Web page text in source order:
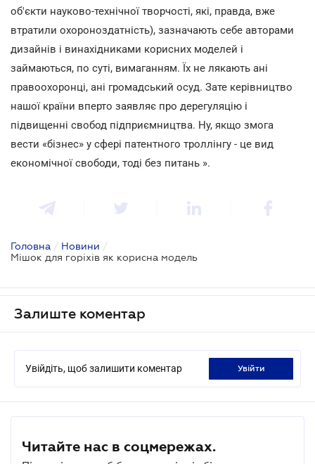
об'єкти науково-технічної творчості, які, правда, вже
втратили охороноздатність), зазначають себе авторами
дизайнів і винахідниками корисних моделей і
займаються, по суті, вимаганням. Їх не лякають ані
правоохоронці, ані громадський осуд. Зате керівництво
нашої країни вперто заявляє про дерегуляцію і
підвищенні свобод підприємництва. Ну, якщо змога
вести «бізнес» у сфері патентного троллінгу - це вид
економічної свободи, тоді без питань ».
Головна / Новини /
Мішок для горіхів як корисна модель
Залиште коментар
Увійдіть, щоб залишити коментар увійти
Читайте нас в соцмережах.